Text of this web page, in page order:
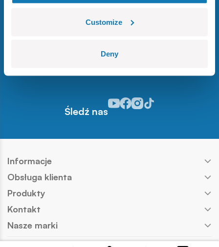
Customize
Deny
Śledź nas
Odwiedź nasz profil w serwisie
Odwiedź nasz profil w
Odwiedź nasz profil w
Odwiedź nasz profil w
Informacje
Obsługa klienta
Produkty
Kontakt
Nasze marki